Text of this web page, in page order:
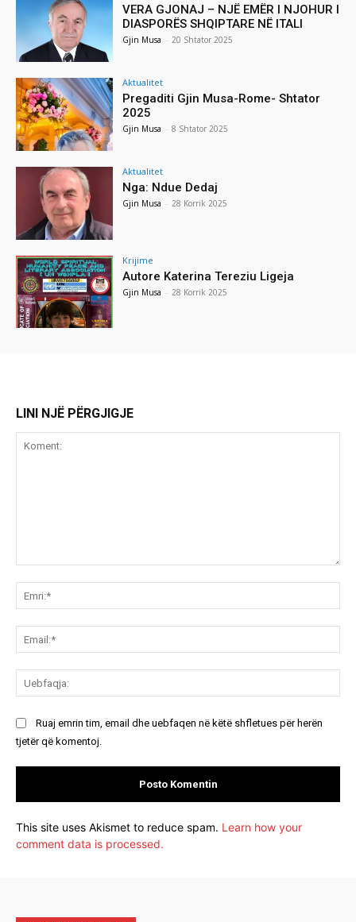
VERA GJONAJ – NJË EMËR I NJOHUR I
DIASPORËS SHQIPTARE NË ITALI
Gjin Musa - 20 Shtator 2025
Aktualitet
Pregaditi Gjin Musa-Rome- Shtator
2025
Gjin Musa - 8 Shtator 2025
Aktualitet
Nga: Ndue Dedaj
Gjin Musa - 28 Korrik 2025
Krijime
Autore Katerina Tereziu Ligeja
Gjin Musa - 28 Korrik 2025
LINI NJË PËRGJIGJE
Ruaj emrin tim, email dhe uebfaqen në këtë shfletues për herën
tjetër që komentoj.
This site uses Akismet to reduce spam. Learn how your
comment data is processed.